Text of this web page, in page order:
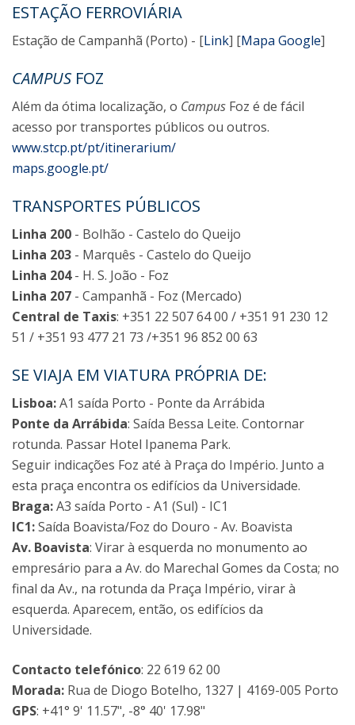
ESTAÇÃO FERROVIÁRIA
Estação de Campanhã (Porto) - [Link] [Mapa Google]
CAMPUS FOZ
Além da ótima localização, o Campus Foz é de fácil
acesso por transportes públicos ou outros.
www.stcp.pt/pt/itinerarium/
maps.google.pt/
TRANSPORTES PÚBLICOS
Linha 200 - Bolhão - Castelo do Queijo
Linha 203 - Marquês - Castelo do Queijo
Linha 204- H. S. João - Foz
Linha 207 - Campanhã - Foz (Mercado)
Central de Taxis: +351 22 507 64 00 / +351 91 230 12
51 / +351 93 477 21 73 /+351 96 852 00 63
SE VIAJA EM VIATURA PRÓPRIA DE:
Lisboa:A1 saída Porto - Ponte da Arrábida
Ponte da Arrábida: Saída Bessa Leite. Contornar
rotunda. Passar Hotel Ipanema Park.
Seguir indicações Foz até à Praça do Império. Junto a
esta praça encontra os edifícios da Universidade.
Braga:A3 saída Porto - A1 (Sul) - IC1
IC1:Saída Boavista/Foz do Douro - Av. Boavista
Av. Boavista: Virar à esquerda no monumento ao
empresário para a Av. do Marechal Gomes da Costa; no
final da Av., na rotunda da Praça Império, virar à
esquerda. Aparecem, então, os edifícios da
Universidade.
Contacto telefónico: 22 619 62 00
Morada: Rua de Diogo Botelho, 1327 | 4169-005 Porto
GPS: +41° 9' 11.57", -8° 40' 17.98"